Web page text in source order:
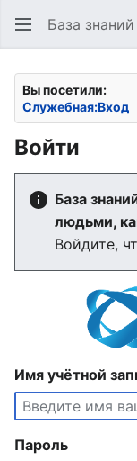
База
Вы посетили:
Служебная:Вход
Войти
База
людьми,
Войдите,
Имя учётной
Пароль